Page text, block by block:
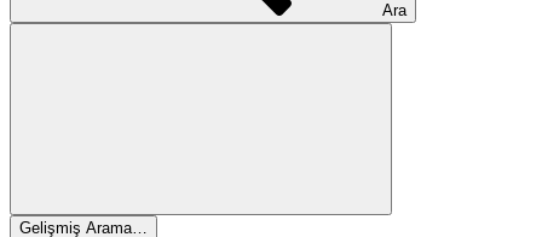
Ara
Gelişmiş Arama…